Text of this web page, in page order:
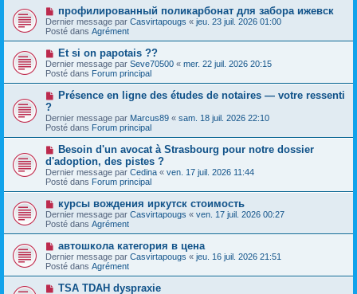
s
s
a
g
e
a
u
m
e
s
a
g
e
N
o
u
v
e
a
u
m
e
g
e
профилированный поликарбонат для забора ижевск
Dernier message par Casvirtapougs « jeu. 23 juil. 2026 01:00
Posté dans Agrément
N
o
u
v
e
a
m
e
s
s
a
g
e
Et si on papotais ??
Dernier message par Seve70500 « mer. 22 juil. 2026 20:15
Posté dans Forum principal
N
v
e
a
m
e
s
g
e
Présence en ligne des études de notaires — votre ressenti
?
Dernier message par Marcus89 « sam. 18 juil. 2026 22:10
Posté dans Forum principal
N
u
v
e
a
u
m
e
s
s
a
g
e
Besoin d'un avocat à Strasbourg pour notre dossier
d'adoption, des pistes ?
Dernier message par Cedina « ven. 17 juil. 2026 11:44
Posté dans Forum principal
N
o
u
v
a
u
m
e
s
курсы вождения иркутск стоимость
Dernier message par Casvirtapougs « ven. 17 juil. 2026 00:27
Posté dans Agrément
N
o
u
v
e
автошкола категория в цена
Dernier message par Casvirtapougs « jeu. 16 juil. 2026 21:51
Posté dans Agrément
NTSA TDAH dyspraxie